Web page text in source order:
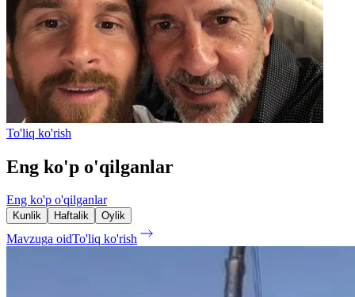
To'liq ko'rish
Eng ko'p o'qilganlar
Eng ko'p o'qilganlar
Kunlik Haftalik Oylik
Mavzuga oidTo'liq ko'rish